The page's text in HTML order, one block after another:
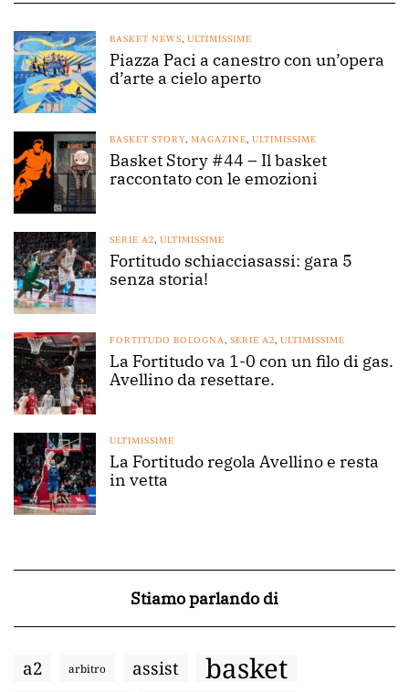
BASKET NEWS, ULTIMISSIME
Piazza Paci a canestro con un’opera
d’arte a cielo aperto
BASKET STORY, MAGAZINE, ULTIMISSIME
Basket Story #44 – Il basket
raccontato con le emozioni
SERIE A2, ULTIMISSIME
Fortitudo schiacciasassi: gara 5
senza storia!
FORTITUDO BOLOGNA, SERIE A2, ULTIMISSIME
La Fortitudo va 1-0 con un filo di gas.
Avellino da resettare.
ULTIMISSIME
La Fortitudo regola Avellino e resta
in vetta
Stiamo parlando di
a2 arbitro assist basket